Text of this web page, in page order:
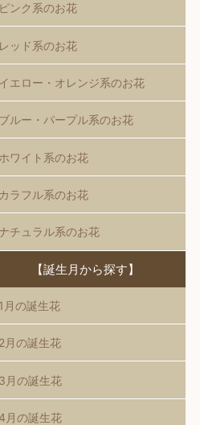
ピンク系のお花
レッド系のお花
イエロー・オレンジ系のお花
ブルー・パープル系のお花
ホワイト系のお花
カラフル系のお花
チュラル系のお花
【誕生月から探す】
1月の誕生花
2月の誕生花
3月の誕生花
4月の誕生花